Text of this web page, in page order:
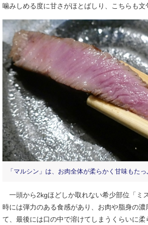
噛みしめる度に甘さがほとばしり、こちらも文
「マルシン」は、お肉全体が柔らかく甘味もたっ
一頭から2kgほどしか取れない希少部位「ミ
時には弾力のある食感があり、お肉や脂身の濃
て、最後には口の中で溶けてしまうくらいに柔